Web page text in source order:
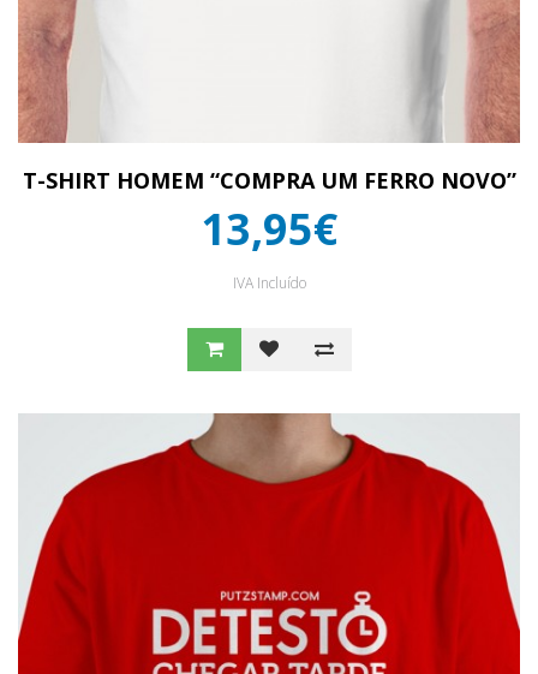
T-SHIRT HOMEM “COMPRA UM FERRO NOVO”
13,95€
IVA Incluído